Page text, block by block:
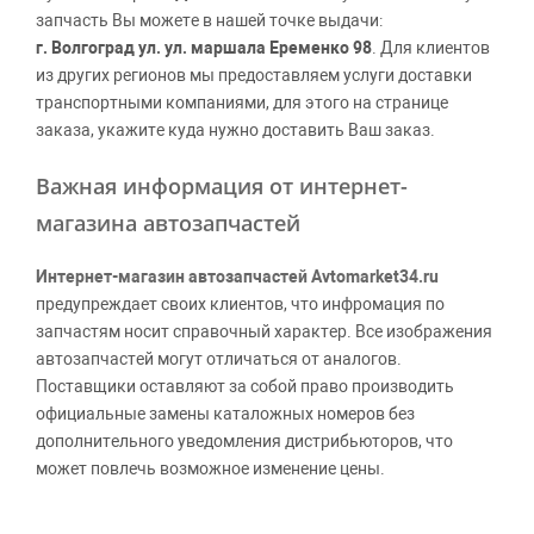
запчасть Вы можете в нашей точке выдачи:
г. Волгоград ул. ул. маршала Еременко 98 . Для клиентов
из других регионов мы предоставляем услуги доставки
транспортными компаниями, для этого на странице
заказа, укажите куда нужно доставить Ваш заказ.
Важная информация от интернет-
магазина автозапчастей
Интернет-магазин автозапчастей Avtomarket34.ru
предупреждает своих клиентов, что инфромация по
запчастям носит справочный характер. Все изображения
автозапчастей могут отличаться от аналогов.
Поставщики оставляют за собой право производить
официальные замены каталожных номеров без
дополнительного уведомления дистрибьюторов, что
может повлечь возможное изменение цены.